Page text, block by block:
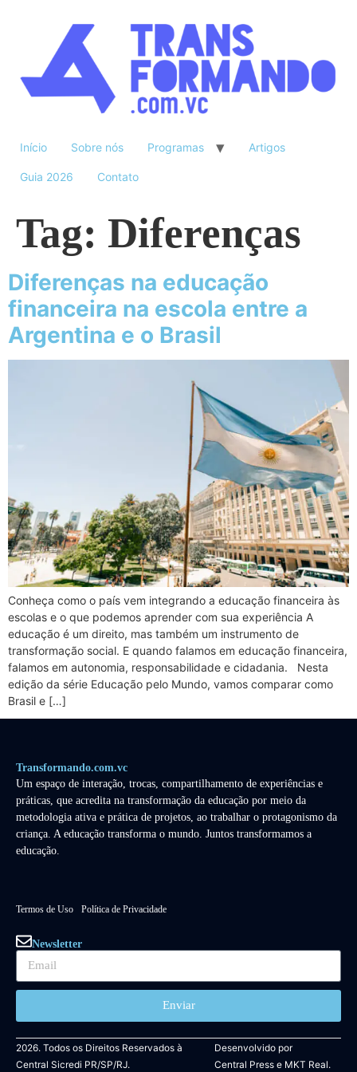
Início Sobre nós Programas Artigos
Guia 2026 Contato
Tag: Diferenças
Diferenças na educação
financeira na escola entre a
Argentina e o Brasil
Conheça como o país vem integrando a educação financeira às
escolas e o que podemos aprender com sua experiência A
educação é um direito, mas também um instrumento de
transformação social. E quando falamos em educação financeira,
falamos em autonomia, responsabilidade e cidadania. Nesta
edição da série Educação pelo Mundo, vamos comparar como
Brasil e […]
Transformando.com.vc
Um espaço de interação, trocas, compartilhamento de experiências e
práticas, que acredita na transformação da educação por meio da
metodologia ativa e prática de projetos, ao trabalhar o protagonismo da
criança. A educação transforma o mundo. Juntos transformamos a
educação.
Termos de Uso Política de Privacidade
Newsletter
Enviar
2026. Todos os Direitos Reservados à
Central Sicredi PR/SP/RJ.
Desenvolvido por
Central Presse MKT Real.